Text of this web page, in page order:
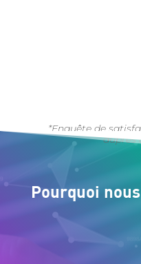
*Enquête de
auprès
Pourquoi